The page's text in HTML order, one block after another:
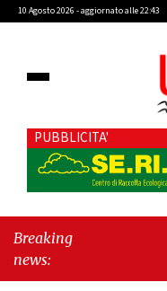
10 Agosto 2026 - aggiornato alle 22:43
PUBBLICITA'
Breaking
news: